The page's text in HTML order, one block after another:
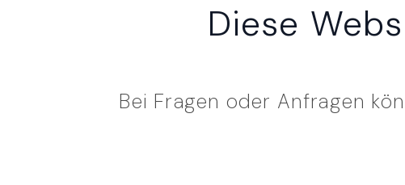
Diese
Bei Fragen oder Anfragen